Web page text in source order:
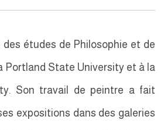
des études de Philosophie et de
Portland State University et à la
Son travail de peintre a fait
expositions dans des galeries